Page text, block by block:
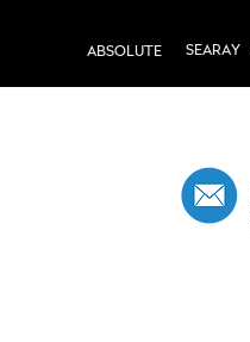
ABSOLUTE SEARAY